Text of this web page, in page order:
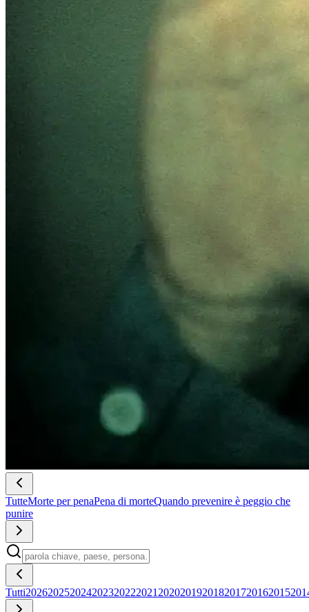
TutteMorte per penaPena di morteQuando prevenire è peggio che
punire
Tutti202620252024202320222021 202020192018201720162015